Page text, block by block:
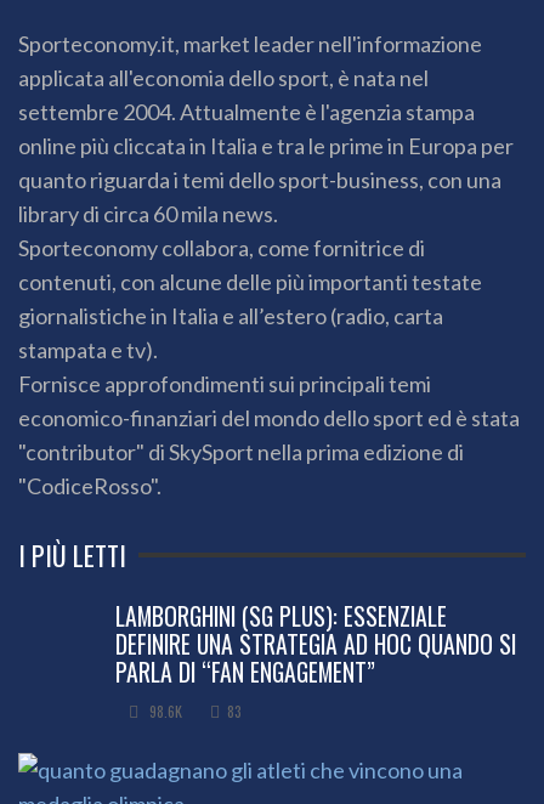
Sporteconomy.it, market leader nell'informazione
applicata all'economia dello sport, è nata nel
settembre 2004. Attualmente è l'agenzia stampa
online più cliccata in Italia e tra le prime in Europa per
quanto riguarda i temi dello sport-business, con una
library di circa 60 mila news.
Sporteconomy collabora, come fornitrice di
contenuti, con alcune delle più importanti testate
giornalistiche in Italia e all’estero (radio, carta
stampata e tv).
Fornisce approfondimenti sui principali temi
economico-finanziari del mondo dello sport ed è stata
"contributor" di SkySport nella prima edizione di
"CodiceRosso".
I PIÙ LETTI
LAMBORGHINI (SG PLUS): ESSENZIALE
DEFINIRE UNA STRATEGIA AD HOC QUANDO SI
PARLA DI “FAN ENGAGEMENT”
98.6K 83